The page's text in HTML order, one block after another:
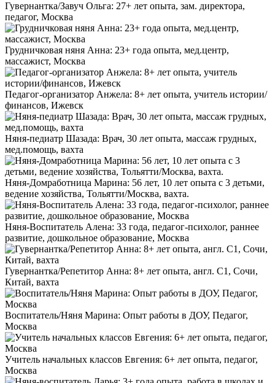
Гувернантка/Завуч Ольга: 27+ лет опыта, зам. директора,
педагог, Москва
Грудничковая няня Анна: 23+ года опыта, мед.центр,
массажист, Москва
Педагог-организатор Анжела: 8+ лет опыта, учитель истории/
финансов, Ижевск
Няня-педиатр Шазада: Врач, 30 лет опыта, массаж грудных,
мед.помощь, вахта
Няня-Домработница Марина: 56 лет, 10 лет опыта с 3 детьми,
ведение хозяйства, Тольятти/Москва, вахта.
Няня-Воспитатель Алена: 33 года, педагог-психолог, раннее
развитие, дошкольное образование, Москва
Гувернантка/Репетитор Анна: 8+ лет опыта, англ. C1, Сочи,
Китай, вахта
Воспитатель/Няня Марина: Опыт работы в ДОУ, Педагог,
Москва
Учитель начальных классов Евгения: 6+ лет опыта, педагог,
Москва